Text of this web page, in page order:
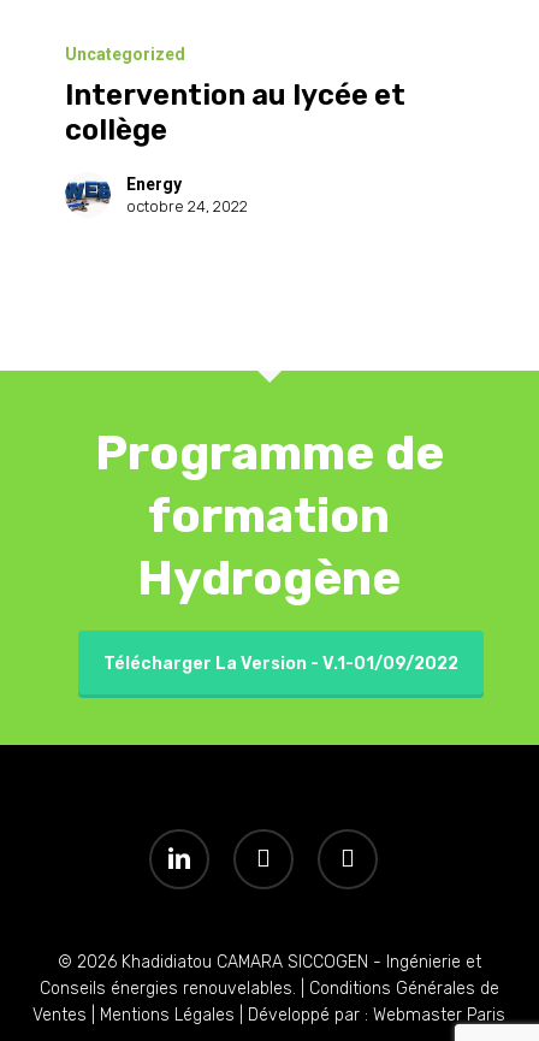
lycée
Uncategorized
Intervention au lycée et
collège
Energy
octobre 24, 2022
Programme de
formation
Hydrogène
Télécharger La Version - V.1-01/09/2022
linkedin youtube instagram
© 2026 Khadidiatou CAMARA SICCOGEN - Ingénierie et
Conseils énergies renouvelables. |
Conditions Générales de
Ventes
Mentions Légales | Développé par :Webmaster Paris